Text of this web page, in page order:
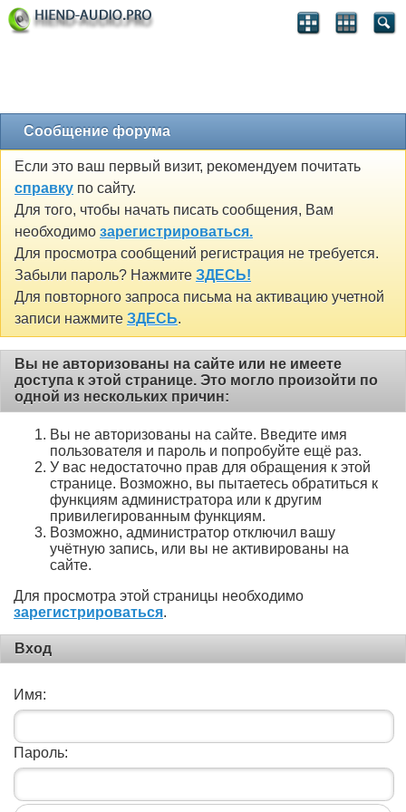
Сообщение форума
Если это ваш первый визит, рекомендуем почитать
справку по сайту.
Для того, чтобы начать писать сообщения, Вам
необходимо зарегистрироваться.
Для просмотра сообщений регистрация не требуется.
Забыли пароль? Нажмите ЗДЕСЬ!
Для повторного запроса письма на активацию учетной
записи нажмите ЗДЕСЬ.
Вы не авторизованы на сайте или не имеете
доступа к этой странице. Это могло произойти по
одной из нескольких причин:
Вы не авторизованы на сайте. Введите имя
пользователя и пароль и попробуйте ещё раз.
У вас недостаточно прав для обращения к этой
странице. Возможно, вы пытаетесь обратиться к
функциям администратора или к другим
привилегированным функциям.
Возможно, администратор отключил вашу
учётную запись, или вы не активированы на
сайте.
Для просмотра этой страницы необходимо
зарегистрироваться.
Вход
Имя:
Пароль: